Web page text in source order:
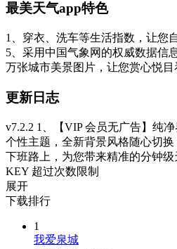
最美天气app特色
1、穿衣、洗车等生活指数，让您
5、采用中国气象网的权威数据信
万张城市美景图片，让您赏心悦
更新日志
v7.2.2 1、【VIP 会员无广告】纯
个性主题，全新背景风格随心切
下班路上，为您带来精准的分钟
KEY 超过次数限制
展开
下载排行
1
我爱泉城